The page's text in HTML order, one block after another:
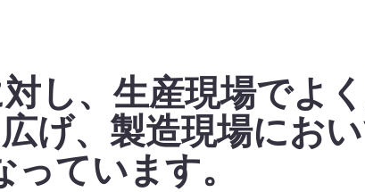
し、生産現場でよ
げ、製造現場にお
っています。